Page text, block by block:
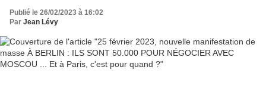
Publié le 26/02/2023 à 16:02
Par Jean Lévy